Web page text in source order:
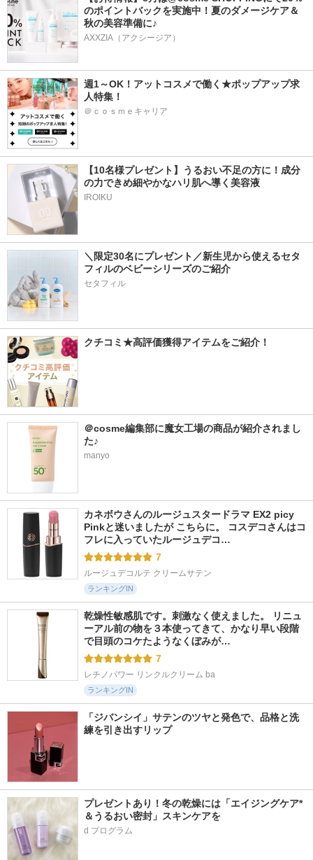
のポイントバックを実施中！夏のダメージケア＆
秋の美容準備に♪
AXXZIA（アクシージア）
週1～OK！アットコスメで働く★ポップアップ求
人特集！
＠ｃｏｓｍｅキャリア
【10名様プレゼント】うるおい不足の方に！成分
の力できめ細やかなハリ肌へ導く美容液
IROIKU
＼限定30名にプレゼント／新生児から使えるセタ
フィルのベビーシリーズのご紹介
セタフィル
クチコミ★高評価獲得アイテムをご紹介！
＠cosme編集部に魔女工場の商品が紹介されまし
た♪
manyo
カネボウさんのルージュスタードラマ EX2 picy
Pinkと迷いましたが こちらに。 コスデコさんはコ
フレに入っていたルージュデコ…
7
ルージュデコルテ クリームサテン
ランキングIN
乾燥性敏感肌です。刺激なく使えました。 リニュ
ーアル前の物を３本使ってきて、かなり早い段階
で目頭のコケたようなくぼみが…
7
レチノパワー リンクルクリーム ba
ランキングIN
「ジバンシイ」サテンのツヤと発色で、品格と洗
練を引き出すリップ
プレゼントあり！冬の乾燥には「エイジングケア*
＆うるおい密封」スキンケアを
d プログラム